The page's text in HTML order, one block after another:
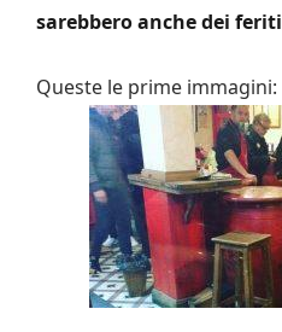
sarebbero anche dei feriti
Queste le prime immagini: